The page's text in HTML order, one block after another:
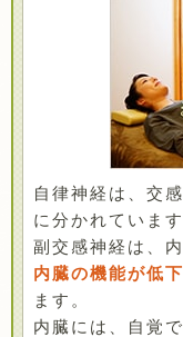
自律神経は、交
に分かれています
副交感神経は、
内臓の機能が低
ます。
内臓には、自覚